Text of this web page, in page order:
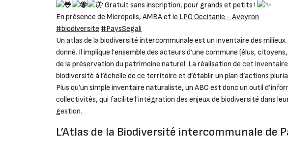
Gratuit sans inscription, pour grands et petits !
En présence de Micropolis, AMBA et le LPO Occitanie - Aveyron
#biodiversite #PaysSegali
Un atlas de la biodiversité intercommunale est un inventaire des
donné. Il implique l’ensemble des acteurs d’une commune (élus,
de la préservation du patrimoine naturel. La réalisation de cet
biodiversité à l’échelle de ce territoire et d’établir un plan d’actions
Plus qu’un simple inventaire naturaliste, un ABC est donc un outil
collectivités, qui facilite l’intégration des enjeux de biodiversité dans
gestion.
L’Atlas de la Biodiversité intercommunale de